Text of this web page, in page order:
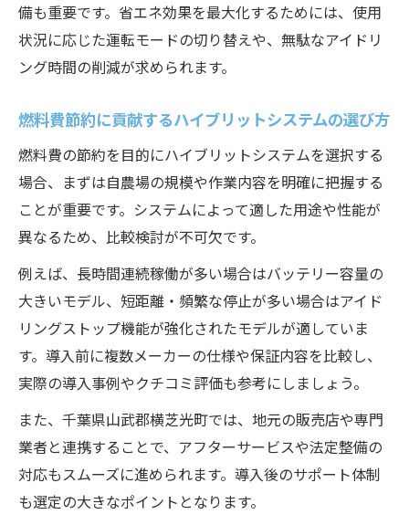
備も重要です。省エネ効果を最大化するためには、使用
状況に応じた運転モードの切り替えや、無駄なアイドリ
ング時間の削減が求められます。
燃料費節約に貢献するハイブリットシステムの選び方
燃料費の節約を目的にハイブリットシステムを選択する
場合、まずは自農場の規模や作業内容を明確に把握する
ことが重要です。システムによって適した用途や性能が
異なるため、比較検討が不可欠です。
例えば、長時間連続稼働が多い場合はバッテリー容量の
大きいモデル、短距離・頻繁な停止が多い場合はアイド
リングストップ機能が強化されたモデルが適していま
す。導入前に複数メーカーの仕様や保証内容を比較し、
実際の導入事例やクチコミ評価も参考にしましょう。
また、千葉県山武郡横芝光町では、地元の販売店や専門
業者と連携することで、アフターサービスや法定整備の
対応もスムーズに進められます。導入後のサポート体制
も選定の大きなポイントとなります。